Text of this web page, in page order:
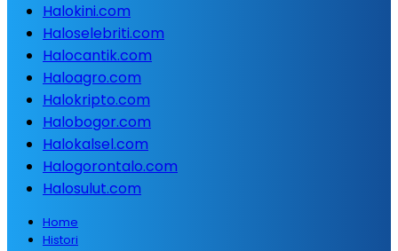
Halokini.com
Haloselebriti.com
Halocantik.com
Haloagro.com
Halokripto.com
Halobogor.com
Halokalsel.com
Halogorontalo.com
Halosulut.com
Home
Histori